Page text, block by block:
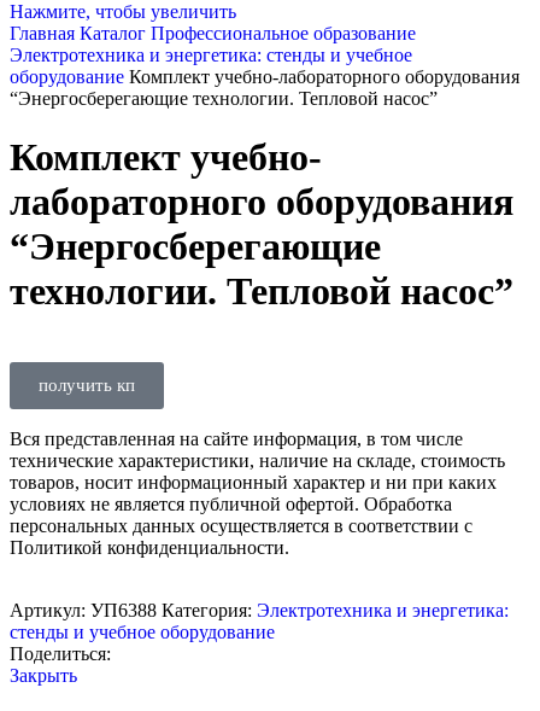
Нажмите, чтобы увеличить
Главная Каталог Профессиональное образование
Электротехника и энергетика: стенды и учебное
оборудование Комплект учебно-лабораторного оборудования
“Энергосберегающие технологии. Тепловой насос”
Комплект учебно-
лабораторного оборудования
“Энергосберегающие
технологии. Тепловой насос”
получить кп
Вся представленная на сайте информация, в том числе
технические характеристики, наличие на складе, стоимость
товаров, носит информационный характер и ни при каких
условиях не является публичной офертой. Обработка
персональных данных осуществляется в соответствии с
Политикой конфиденциальности.
Артикул: УП6388 Категория: Электротехника и энергетика:
стенды и учебное оборудование
Поделиться:
Закрыть